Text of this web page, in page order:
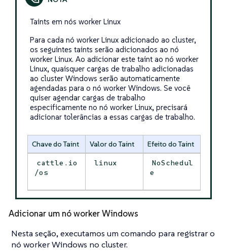
Taints em nós worker Linux
Para cada nó worker Linux adicionado ao cluster,
os seguintes taints serão adicionados ao nó
worker Linux. Ao adicionar este taint ao nó worker
Linux, quaisquer cargas de trabalho adicionadas
ao cluster Windows serão automaticamente
agendadas para o nó worker Windows. Se você
quiser agendar cargas de trabalho
especificamente no nó worker Linux, precisará
adicionar tolerâncias a essas cargas de trabalho.
Chave do Taint Valor do Taint Efeito do Taint
cattle.io
/os
linux
NoSchedul
e
Adicionar um nó worker Windows
Nesta seção, executamos um comando para registrar o
nó worker Windows no cluster.